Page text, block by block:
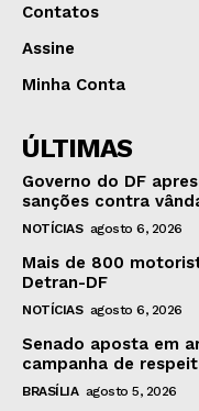
Contatos
Assine
Minha Conta
ÚLTIMAS
Governo do DF
sanções contra
NOTÍCIAS agosto 6, 2026
Mais de 800
Detran-DF
NOTÍCIAS agosto 6, 2026
Senado aposta em
campanha de
BRASÍLIA agosto 5, 2026